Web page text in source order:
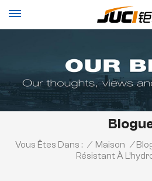
Vous Êtes Dans : / Maison /
Résistant À